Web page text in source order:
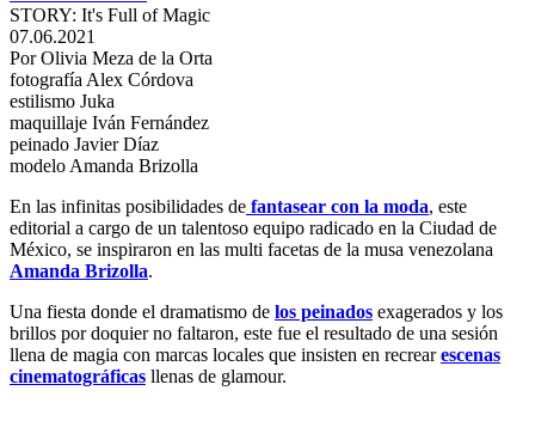
STORY: It's Full of Magic
07.06.2021
Por Olivia Meza de la Orta
fotografía Alex Córdova
estilismo Juka
maquillaje Iván Fernández
peinado Javier Díaz
modelo Amanda Brizolla
En las infinitas posibilidades de fantasear con la moda, este
editorial a cargo de un talentoso equipo radicado en la Ciudad de
México, se inspiraron en las multi facetas de la musa venezolana
Amanda Brizolla.
Una fiesta donde el dramatismo de los peinados exagerados y los
brillos por doquier no faltaron, este fue el resultado de una sesión
llena de magia con marcas locales que insisten en recrearescenas
cinematográficas llenas de glamour.